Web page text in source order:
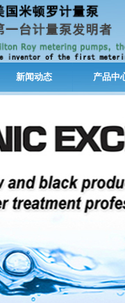
新闻动态 产品中